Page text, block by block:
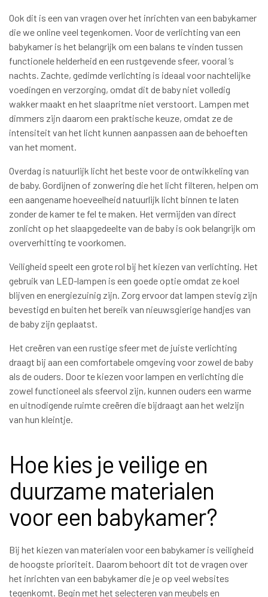
Ook dit is een van vragen over het inrichten van een babykamer
die we online veel tegenkomen. Voor de verlichting van een
babykamer is het belangrijk om een balans te vinden tussen
functionele helderheid en een rustgevende sfeer, vooral ’s
nachts. Zachte, gedimde verlichting is ideaal voor nachtelijke
voedingen en verzorging, omdat dit de baby niet volledig
wakker maakt en het slaapritme niet verstoort. Lampen met
dimmers zijn daarom een praktische keuze, omdat ze de
intensiteit van het licht kunnen aanpassen aan de behoeften
van het moment.
Overdag is natuurlijk licht het beste voor de ontwikkeling van
de baby. Gordijnen of zonwering die het licht filteren, helpen om
een aangename hoeveelheid natuurlijk licht binnen te laten
zonder de kamer te fel te maken. Het vermijden van direct
zonlicht op het slaapgedeelte van de baby is ook belangrijk om
oververhitting te voorkomen.
Veiligheid speelt een grote rol bij het kiezen van verlichting. Het
gebruik van LED-lampen is een goede optie omdat ze koel
blijven en energiezuinig zijn. Zorg ervoor dat lampen stevig zijn
bevestigd en buiten het bereik van nieuwsgierige handjes van
de baby zijn geplaatst.
Het creëren van een rustige sfeer met de juiste verlichting
draagt bij aan een comfortabele omgeving voor zowel de baby
als de ouders. Door te kiezen voor lampen en verlichting die
zowel functioneel als sfeervol zijn, kunnen ouders een warme
en uitnodigende ruimte creëren die bijdraagt aan het welzijn
van hun kleintje.
Hoe kies je veilige en
duurzame materialen
voor een babykamer?
Bij het kiezen van materialen voor een babykamer is veiligheid
de hoogste prioriteit. Daarom behoort dit tot de vragen over
het inrichten van een babykamer die je op veel websites
tegenkomt. Begin met het selecteren van meubels en